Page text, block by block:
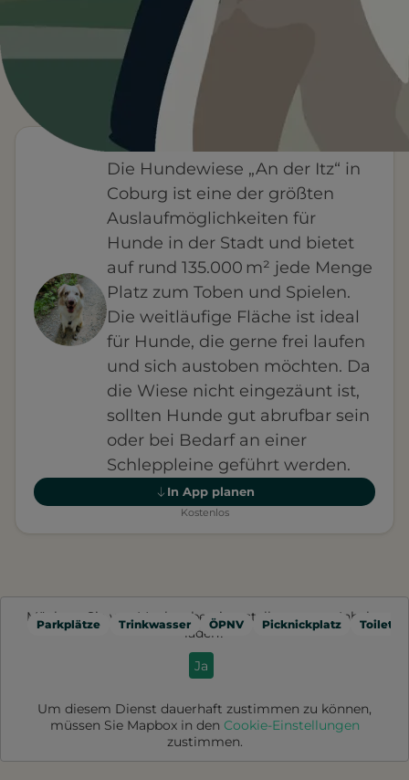
FÜR EUCH RELEVANT Leinenfrei
Eintritt frei Nicht eingezäunt
HINWEIS VON FYNN
Die Hundewiese „An der Itz“ in
Coburg ist eine der größten
Auslaufmöglichkeiten für
Hunde in der Stadt und bietet
auf rund 135.000 m² jede Menge
Platz zum Toben und Spielen.
Die weitläufige Fläche ist ideal
für Hunde, die gerne frei laufen
und sich austoben möchten. Da
die Wiese nicht eingezäunt ist,
sollten Hunde gut abrufbar sein
oder bei Bedarf an einer
Schleppleine geführt werden.
In App planen
Kostenlos
Parkplätze Trinkwasser ÖPNV Picknickplatz
Möchten Sie von Mapbox
bereitgestellte externe Inhalte
laden?
Ja
Um diesem Dienst dauerhaft zustimmen zu können,
müssen Sie Mapboxin den Cookie-Einstellungen
zustimmen.